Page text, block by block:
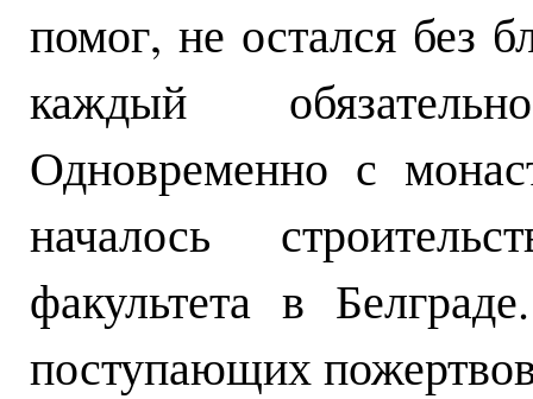
помог, не остался без
каждый
Одновременно с
началось
факультета в
поступающих